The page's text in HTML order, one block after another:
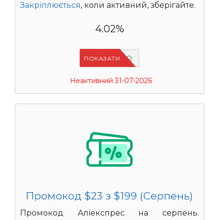
Закріплюється, коли активний, зберігайте.
4.02%
IFP94JWQ
ПОКАЗАТИ
Неактивний 31-07-2026
Промокод $23 з $199 (Серпень)
Промокод Аліекспрес на серпень.